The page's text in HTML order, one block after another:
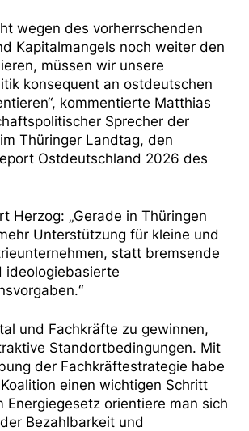
wegen des vorherrschenden
Kapitalmangels noch weiter den
müssen wir unsere
konsequent an ostdeutschen
kommentierte Matthias
Sprecher der
Thüringer Landtag, den
Ostdeutschland 2026 des
Herzog: „Gerade in Thüringen
Unterstützung für kleine und
statt bremsende
ideologiebasierte
und Fachkräfte zu gewinnen,
Standortbedingungen. Mit
der Fachkräftestrategie habe
einen wichtigen Schritt
Energiegesetz orientiere man sich
Bezahlbarkeit und